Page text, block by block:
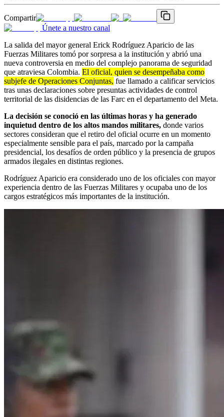
Compartir
Únete a nuestro canal
La salida del mayor general Erick Rodríguez Aparicio de las
Fuerzas Militares tomó por sorpresa a la institución y abrió una
nueva controversia en medio del complejo panorama de seguridad
que atraviesa Colombia. El oficial, quien se desempeñaba como
subjefe de Operaciones Conjuntas, fue llamado a calificar servicios
tras unas declaraciones sobre presuntas actividades de control
territorial de las disidencias de las Farc en el departamento del Meta.
La decisión se conoció en las últimas horas y ha generado
inquietud dentro de los altos mandos militares, donde varios
sectores consideran que el retiro del oficial ocurre en un momento
especialmente sensible para el país, marcado por la campaña
presidencial, los desafíos de orden público y la presencia de grupos
armados ilegales en distintas regiones.
Rodríguez Aparicio era considerado uno de los oficiales con mayor
experiencia dentro de las Fuerzas Militares y ocupaba uno de los
cargos estratégicos más importantes de la institución.